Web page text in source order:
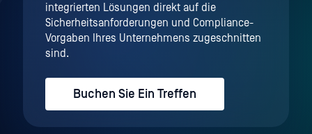
integrierten Lösungen direkt auf die
Sicherheitsanforderungen und Compliance-
Vorgaben Ihres Unternehmens zugeschnitten
sind.
Buchen Sie Ein Treffen